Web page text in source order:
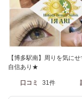
【博多駅南】周りを気に
自信あり★
口コミ 31件